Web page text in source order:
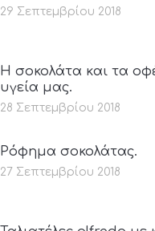
29 Σεπτεμβρίου 2018
Η σοκολάτα και τα
υγεία μας.
28 Σεπτεμβρίου 2018
Ρόφημα σοκολάτας.
27 Σεπτεμβρίου 2018